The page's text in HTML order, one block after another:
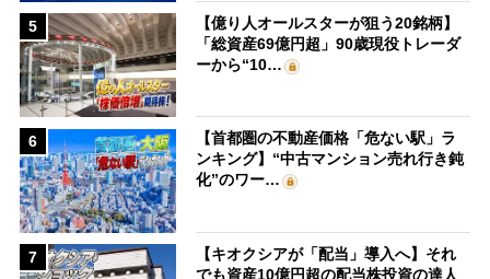
5
【億り人オールスターが狙う20銘柄】
「総資産69億円超」90歳現役トレーダ
ーから“10…
6
【首都圏の不動産価格「危ない駅」ラ
ンキング】“中古マンション売れ行き鈍
化”のワー…
7
【キオクシアが「配当」導入へ】それ
でも資産10億円超の配当株投資の達人